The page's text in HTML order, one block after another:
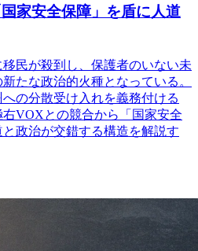
家安全保障」を盾に人道
民が殺到し、保護者のいない未
たな政治的火種となっている。
の分散受け入れを義務付ける
VOXとの競合から「国家安全
政治が交錯する構造を解説す